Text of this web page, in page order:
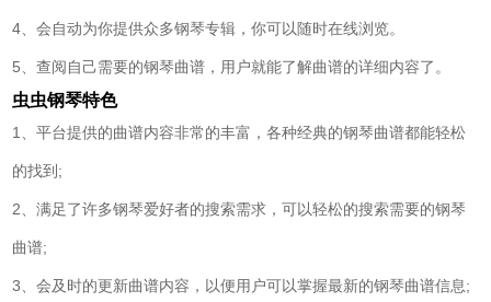
4、会自动为你提供众多钢琴专辑，你可以随时在线浏览。
5、查阅自己需要的钢琴曲谱，用户就能了解曲谱的详细内容了。
虫虫钢琴特色
1、平台提供的曲谱内容非常的丰富，各种经典的钢琴曲谱都能轻松
的找到;
2、满足了许多钢琴爱好者的搜索需求，可以轻松的搜索需要的钢琴
曲谱;
3、会及时的更新曲谱内容，以便用户可以掌握最新的钢琴曲谱信息;